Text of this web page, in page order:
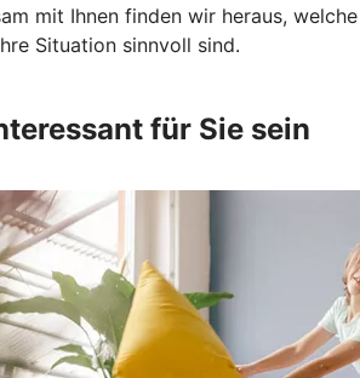
mit Ihnen finden wir heraus, welche
Situation sinnvoll sind.
für Sie sein